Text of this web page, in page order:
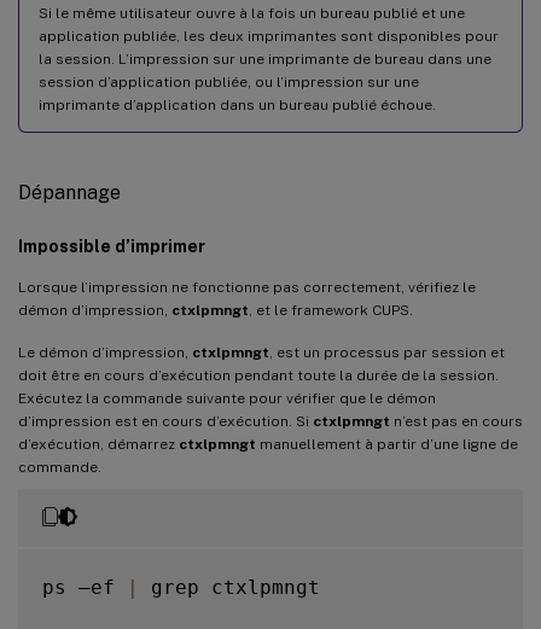
Si le même utilisateur ouvre à la fois un bureau publié et une
application publiée, les deux imprimantes sont disponibles pour
la session. L’impression sur une imprimante de bureau dans une
session d’application publiée, ou l’impression sur une
imprimante d’application dans un bureau publié échoue.
Dépannage
Impossible d’imprimer
Lorsque l’impression ne fonctionne pas correctement, vérifiez le
démon d’impression, ctxlpmngt , et le framework CUPS.
Le démon d’impression, ctxlpmngt , est un processus par session et
doit être en cours d’exécution pendant toute la durée de la session.
Exécutez la commande suivante pour vérifier que le démon
d’impression est en cours d’exécution. Si ctxlpmngt n’est pas en cours
d’exécution, démarrez ctxlpmngt manuellement à partir d’une ligne de
commande.
ps –ef | grep ctxlpmngt